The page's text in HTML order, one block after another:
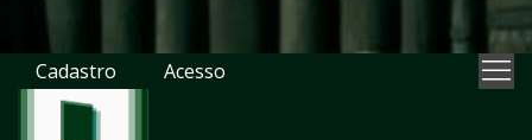
Cadastro Acesso